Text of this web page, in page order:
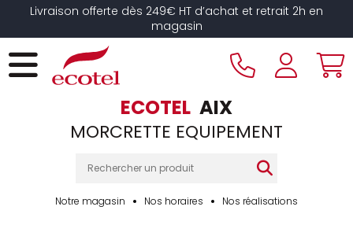
Livraison offerte dès 249€ HT d’achat et retrait 2h en
magasin
ECOTEL AIX
MORCRETTE EQUIPEMENT
Notre magasin Nos horaires Nos réalisations
Panneau de gestion des cookies